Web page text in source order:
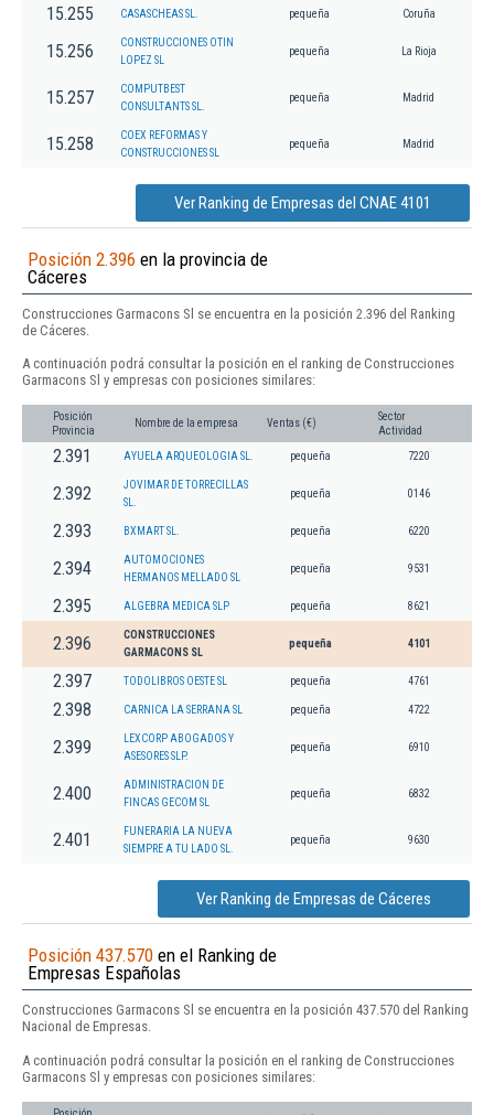
15.255 CASASCHEAS SL. pequeña Coruña
15.256
CONSTRUCCIONES OTIN
LOPEZ SL
pequeña La Rioja
15.257
COMPUTBEST
CONSULTANTS SL.
pequeña Madrid
15.258
COEX REFORMAS Y
CONSTRUCCIONES SL
pequeña Madrid
Ver Ranking de Empresas del CNAE 4101
Posición 2.396 en la provincia de
Cáceres
Construcciones Garmacons Sl se encuentra en la posición 2.396 del Ranking
de Cáceres.
A continuación podrá consultar la posición en el ranking de Construcciones
Garmacons Sl y empresas con posiciones similares:
Posición
Provincia
Nombre de la empresa Ventas (€)
Sector
Actividad
2.391 AYUELA ARQUEOLOGIA SL. pequeña 7220
2.392
JOVIMAR DE TORRECILLAS
SL.
pequeña 0146
2.393 BXMART SL. pequeña 6220
2.394
AUTOMOCIONES
HERMANOS MELLADO SL
pequeña 9531
2.395 ALGEBRA MEDICA SLP pequeña 8621
2.396
CONSTRUCCIONES
GARMACONS SL
pequeña 4101
2.397 TODOLIBROS OESTE SL pequeña 4761
2.398 CARNICA LA SERRANA SL pequeña 4722
2.399
LEXCORP ABOGADOS Y
ASESORES SLP.
pequeña 6910
2.400
ADMINISTRACION DE
FINCAS GECOM SL
pequeña 6832
2.401
FUNERARIA LA NUEVA
SIEMPRE A TU LADO SL.
pequeña 9630
Ver Ranking de Empresas de Cáceres
Posición 437.570 en el Ranking de
Empresas Españolas
Construcciones Garmacons Sl se encuentra en la posición 437.570 del Ranking
Nacional de Empresas.
A continuación podrá consultar la posición en el ranking de Construcciones
Garmacons Sl y empresas con posiciones similares: